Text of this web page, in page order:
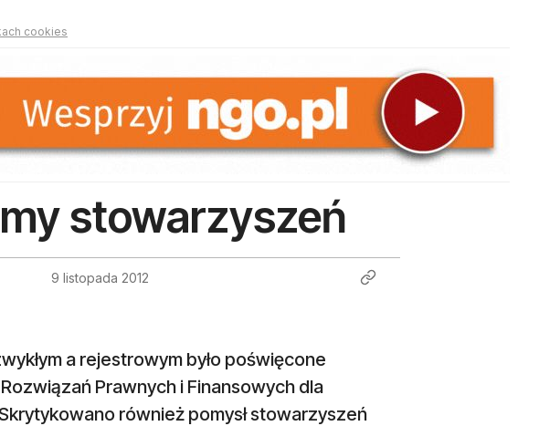
cookies
stowarzyszeń
9 listopada 2012
a rejestrowym było poświęcone
Prawnych i Finansowych dla
również pomysł stowarzyszeń